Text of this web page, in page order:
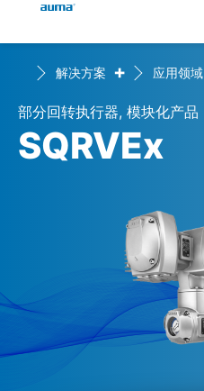
产品介绍
解决方案
联系我们
Global
欧洲
搜索解决方案 + 应用领域
部分回转执行器, 模块化产品
SQRVEx